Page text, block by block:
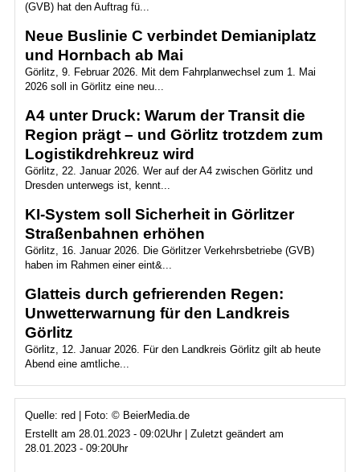
(GVB) hat den Auftrag fü...
Neue Buslinie C verbindet Demianiplatz
und Hornbach ab Mai
Görlitz, 9. Februar 2026. Mit dem Fahrplanwechsel zum 1. Mai
2026 soll in Görlitz eine neu...
A4 unter Druck: Warum der Transit die
Region prägt – und Görlitz trotzdem zum
Logistikdrehkreuz wird
Görlitz, 22. Januar 2026. Wer auf der A4 zwischen Görlitz und
Dresden unterwegs ist, kennt...
KI-System soll Sicherheit in Görlitzer
Straßenbahnen erhöhen
Görlitz, 16. Januar 2026. Die Görlitzer Verkehrsbetriebe (GVB)
haben im Rahmen einer eint&...
Glatteis durch gefrierenden Regen:
Unwetterwarnung für den Landkreis
Görlitz
Görlitz, 12. Januar 2026. Für den Landkreis Görlitz gilt ab heute
Abend eine amtliche...
Quelle: red | Foto: © BeierMedia.de
Erstellt am 28.01.2023 - 09:02Uhr | Zuletzt geändert am
28.01.2023 - 09:20Uhr